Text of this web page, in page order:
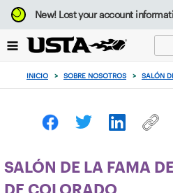
Enfoque
desde
botón
volver
principio
New!Lost your account
INICIO > SOBRE NOSOTROS > SALÓN
SALÓN DE LA FAMA
DE COLORADO